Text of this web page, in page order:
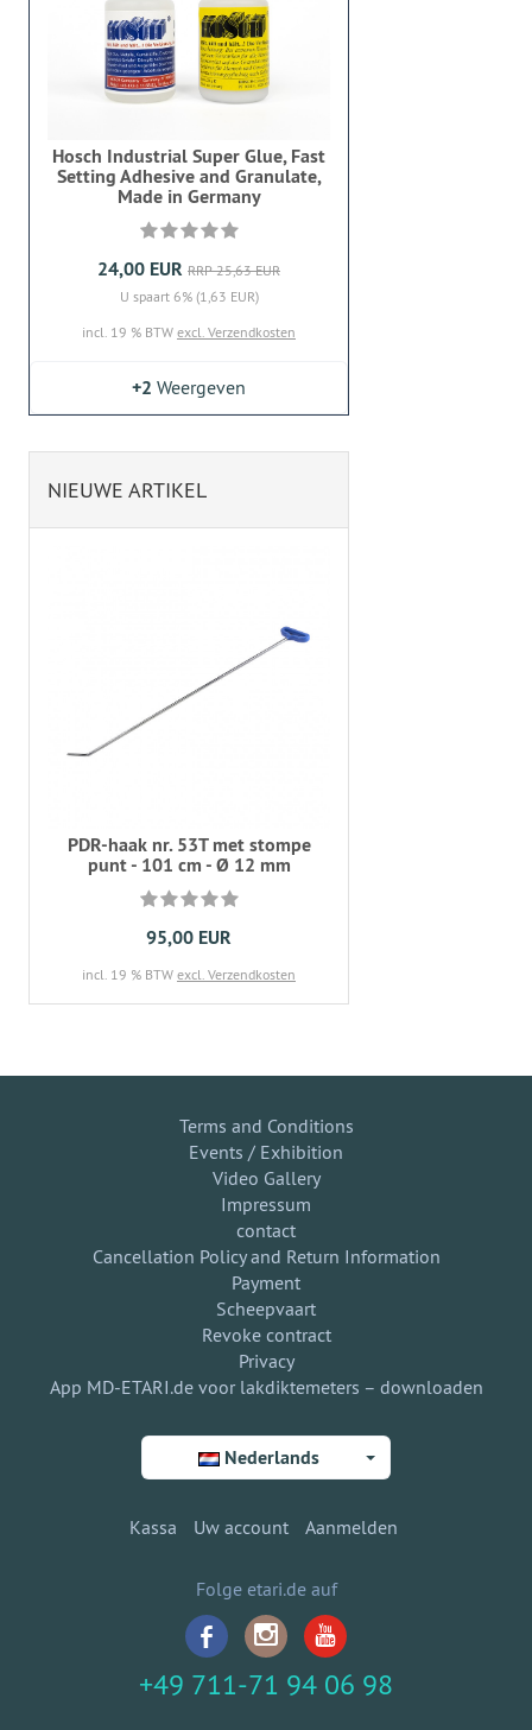
Hosch Industrial Super Glue, Fast
Setting Adhesive and Granulate,
Made in Germany
24,00 EUR RRP 25,63 EUR
U spaart 6% (1,63 EUR)
incl. 19 % BTW excl. Verzendkosten
+2 Weergeven
NIEUWE ARTIKEL
PDR-haak nr. 53T met stompe
punt - 101 cm - Ø 12 mm
95,00 EUR
incl. 19 % BTW excl. Verzendkosten
Terms and Conditions
Events / Exhibition
Video Gallery
Impressum
contact
Cancellation Policy and Return Information
Payment
Scheepvaart
Revoke contract
Privacy
App MD-ETARI.de voor lakdiktemeters – downloaden
Nederlands
Kassa Uw account Aanmelden
Folge etari.de auf
+49 711-71 94 06 98